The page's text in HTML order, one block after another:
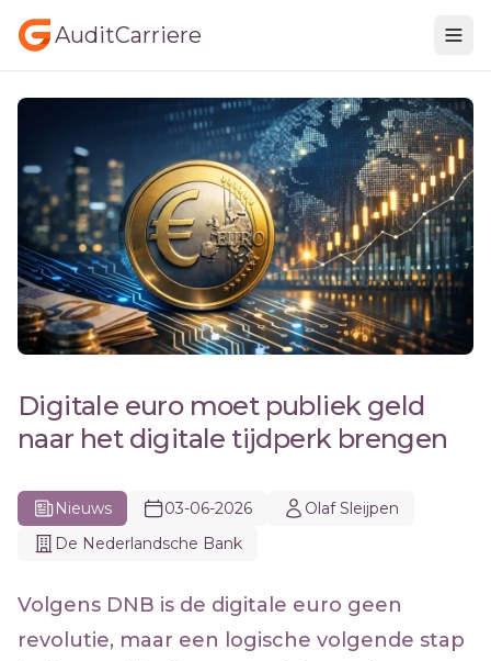
AuditCarriere
Digitale euro moet publiek geld
naar het digitale tijdperk brengen
Nieuws 03-06-2026
Olaf Sleijpen
De Nederlandsche Bank
Volgens DNB is de digitale euro geen
revolutie, maar een logische volgende stap